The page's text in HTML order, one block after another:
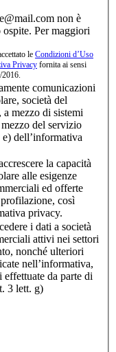
non è
ospite. Per maggiori
le Condizioni d’Uso
Privacy fornita ai sensi
comunicazioni
società del
mezzo di sistemi
del servizio
dell’informativa
la capacità
alle esigenze
ed offerte
così
privacy.
i dati a società
attivi nei settori
nonché ulteriori
nell’informativa,
da parte di
3 lett. g)